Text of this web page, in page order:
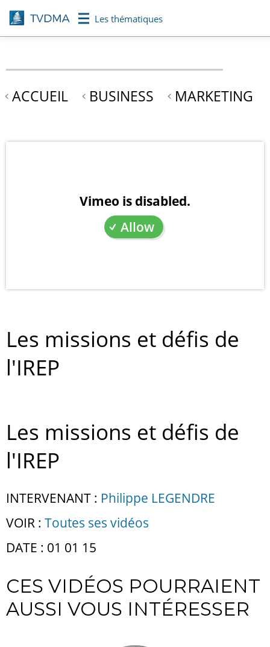
Aller
au
contenu
Les thématiques
ACCUEIL BUSINESS MARKETING
Vimeo is disabled.
Allow
Les missions et défis de
l'IREP
Les missions et défis de
l'IREP
INTERVENANT : Philippe LEGENDRE
VOIR : Toutes ses vidéos
DATE : 01 01 15
CES VIDÉOS POURRAIENT
AUSSI VOUS INTÉRESSER